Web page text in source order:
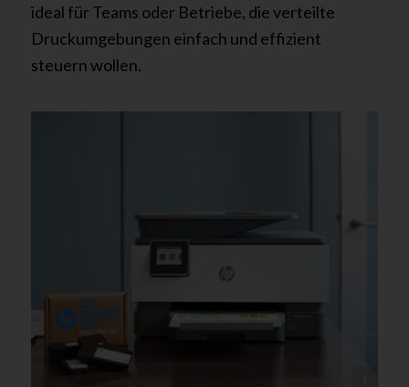
ideal für Teams oder Betriebe, die verteilte
Druckumgebungen einfach und effizient
steuern wollen.